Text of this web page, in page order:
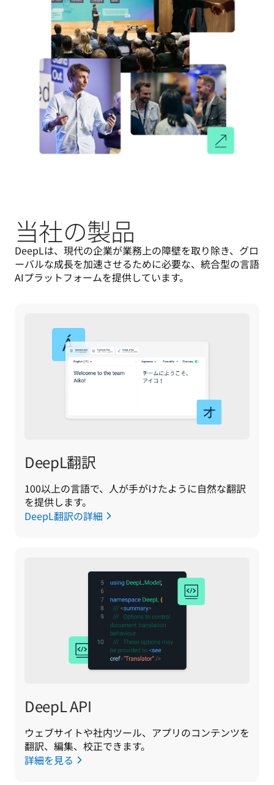
当社の製品
DeepLは、現代の企業が業務上の障壁を取り除き、グロ
ーバルな成長を加速させるために必要な、統合型の言語
AIプラットフォームを提供しています。
DeepL翻訳
100以上の言語で、人が手がけたように自然な翻訳
を提供します。
DeepL翻訳の詳細
DeepL API
ウェブサイトや社内ツール、アプリのコンテンツを
翻訳、編集、校正できます。
詳細を見る